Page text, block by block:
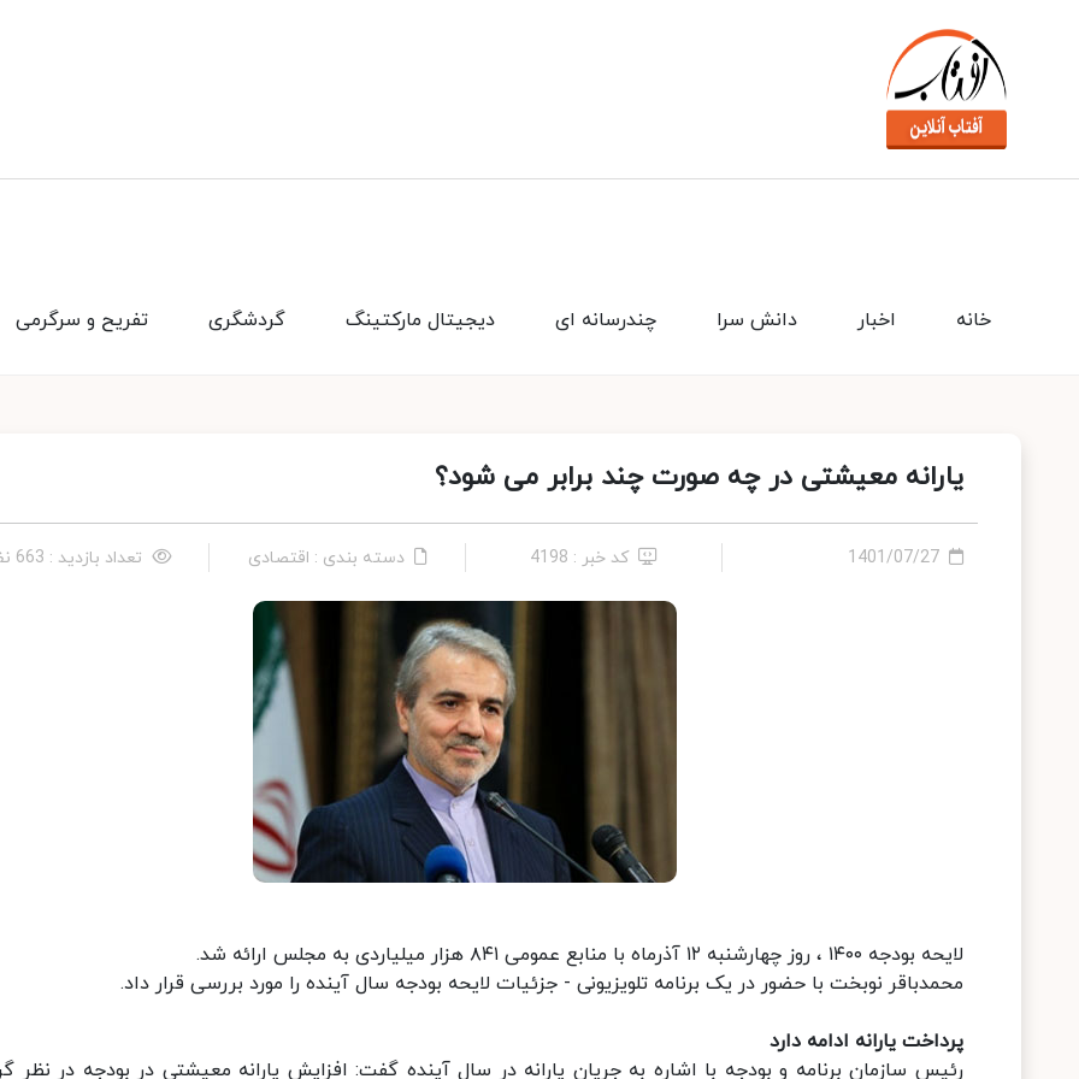
تفریح و سرگرمی گردشگری دیجیتال مارکتینگ چندرسانه ای دانش سرا اخبار خانه
یارانه معیشتی در چه صورت چند برابر می شود؟
1401/07/27 کد خبر : 4198 دسته بندی : اقتصادی تعداد بازدید : 663 نفر
لایحه بودجه ۱۴۰۰ ، روز چهارشنبه ۱۲ آذرماه با منابع عمومی ۸۴۱ هزار میلیاردی به مجلس ارائه شد.
محمدباقر نوبخت با حضور در یک برنامه تلویزیونی - جزئیات لایحه بودجه سال آینده را مورد بررسی قرار داد.
پرداخت یارانه ادامه دارد
رئیس سازمان برنامه و بودجه با اشاره به جریان یارانه در سال آینده گفت: افزایش یارانه معیشتی در بودجه در نظر